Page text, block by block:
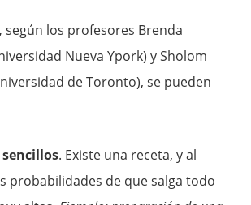
según los profesores Brenda
Nueva Ypork) y Sholom
de Toronto), se pueden
. Existe una receta, y al
probabilidades de que salga todo